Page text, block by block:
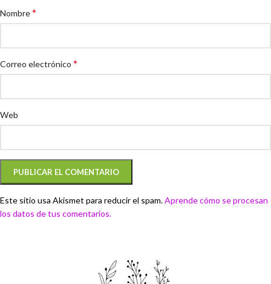
Nombre*
Correo electrónico *
Web
Este sitio usa Akismet para reducir el spam.Aprende cómo se procesan
los datos de tus comentarios.